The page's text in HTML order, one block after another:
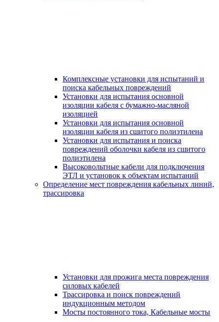
Комплексные установки для испытаний и
поиска кабельных повреждений
Установки для испытания основной
изоляции кабеля с бумажно-масляной
изоляцией
Установки для испытания основной
изоляции кабеля из сшитого полиэтилена
Установки для испытания и поиска
повреждений оболочки кабеля из сшитого
полиэтилена
Высоковольтные кабели для подключения
ЭТЛ и установок к объектам испытаний
Определение мест повреждения кабельных линий,
трассировка
Установки для прожига места повреждения
силовых кабелей
Трассировка и поиск повреждений
индукционным методом
Мосты постоянного тока, Кабельные мосты